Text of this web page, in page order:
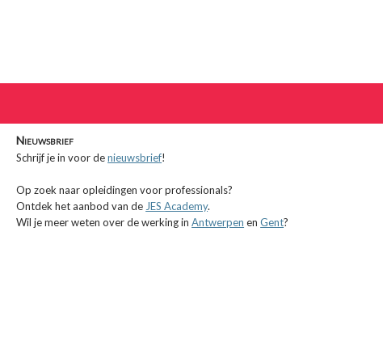
Nieuwsbrief
Schrijf je in voor denieuwsbrief!
Op zoek naar opleidingen voor professionals?
Ontdek het aanbod van de JES Academy.
Wil je meer weten over de werking inAntwerpen enGent?